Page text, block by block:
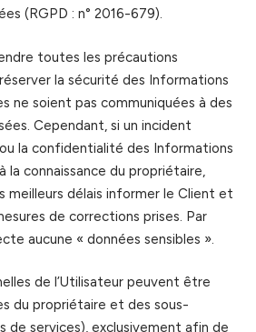
(RGPD : n° 2016-679).
toutes les précautions
la sécurité des Informations
ne soient pas communiquées à des
Cependant, si un incident
la confidentialité des Informations
connaissance du propriétaire,
meilleurs délais informer le Client et
de corrections prises. Par
aucune « données sensibles ».
de l’Utilisateur peuvent être
du propriétaire et des sous-
de services), exclusivement afin de